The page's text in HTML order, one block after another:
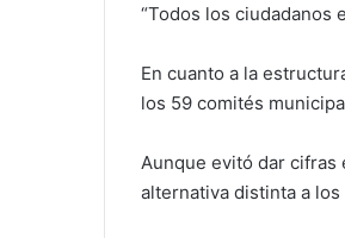
“Todos los ciudadanos
En cuanto a la
los 59 comités
Aunque evitó dar cifras
alternativa distinta a